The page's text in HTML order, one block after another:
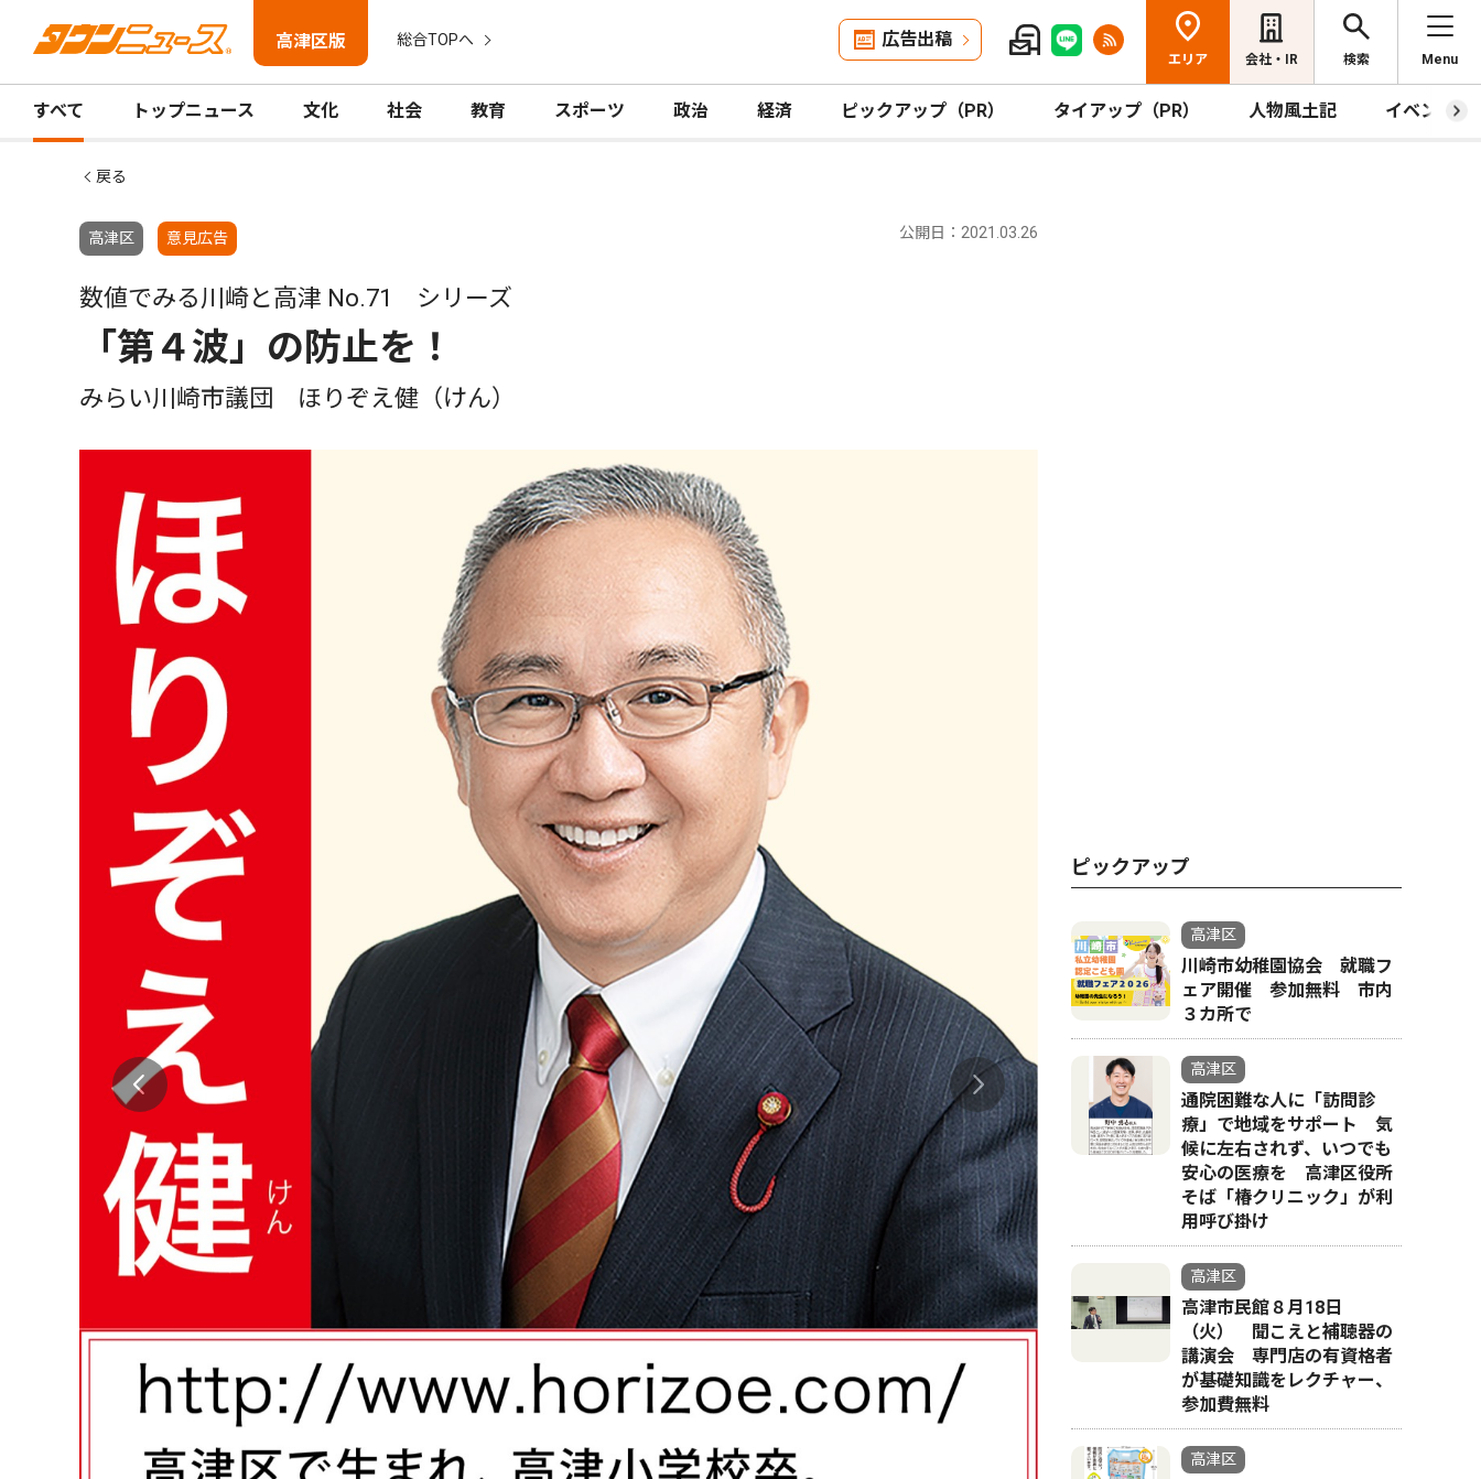
高津区版 総合TOPへ 広告出稿
エリア 会社・IR 検索 Menu
すべて トップニュース 文化 社会 教育 スポーツ 政治 経済 ピックアップ（PR） タイアップ（PR） 人物風土記 イベント
戻る
高津区 意見広告 公開日：2021.03.26
数値でみる川崎と高津 No.71 シリーズ
「第４波」の防止を！
みらい川崎市議団 ほりぞえ健（けん）
ピックアップ
高津区
川崎市幼稚園協会 就職フ
ェア開催 参加無料 市内
３カ所で
高津区
通院困難な人に「訪問診
療」で地域をサポート 気
候に左右されず、いつでも
安心の医療を 高津区役所
そば「椿クリニック」が利
用呼び掛け
高津区
高津市民館８月18日
（火） 聞こえと補聴器の
講演会 専門店の有資格者
が基礎知識をレクチャー、
参加費無料
高津区